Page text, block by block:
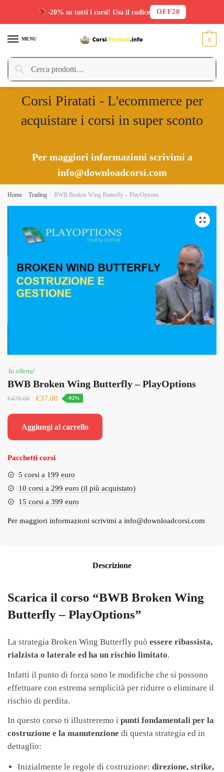
MENU
Cerca:
Cerca
0
Corsi Piratati - L'ecommerce per
acquistare i corsi in super sconto
Per maggiori informazioni scrivimi a
info@downloadcorsi.com
Home Trading BWB Broken Wing Butterfly – PlayOptions
In offerta!
BWB Broken Wing Butterfly – PlayOptions
€478.00
Il
era:
€37.00 Il
è:
-92%
Aggiungi al carrello
Pacchetti corsi
5 corsi a 199 euro
10 corsi a 299 euro (il più acquistato)
15 corsi a 399 euro
Per maggiori informazioni scrivimi a info@downloadcorsi.com
Descrizione
Scarica il corso “BWB Broken Wing
Butterfly – PlayOptions”
La strategia Broken Wing Butterfly può essere ribassista,
rialzista o laterale ed ha un rischio limitato.
Infatti il punto di forza sono le modifiche che si possono
effettuare con estrema semplicità per ridurre o eliminare il
rischio di perdita.
In questo corso ti illustreremo i punti fondamentali per la
costruzione e la manutenzione di questa strategia ed in
dettaglio:
Inizialmente le regole di costruzione: direzione, strike,
-20% su tutti i corsi! Usa il codice OFF20